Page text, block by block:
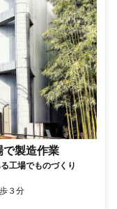
で製造作業
工場でものづくり
３分